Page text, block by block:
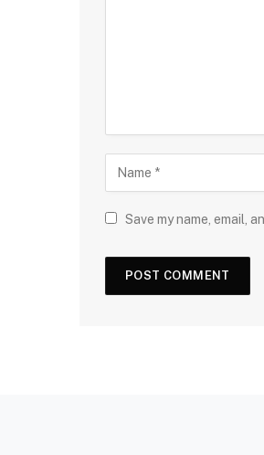
Save my name, email,